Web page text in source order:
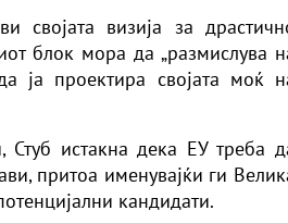
својата визија за
блок мора да „размислува
ја проектира својата моќ
Стуб истакна дека ЕУ треба
притоа именувајќи ги
кандидати.